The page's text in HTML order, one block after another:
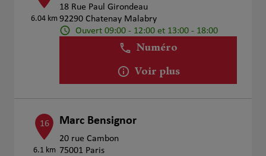
6.04 km
18 Rue Paul Girondeau
92290 Chatenay Malabry
Ouvert 09:00 - 12:00 et 13:00 - 18:00
Numéro
Voir plus
16
6.1 km
Marc Bensignor
20 rue Cambon
75001 Paris